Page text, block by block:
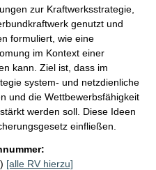
zur Kraftwerksstrategie,
genutzt und
formuliert, wie eine
im Kontext einer
kann. Ziel ist, dass im
system- und netzdienliche
und die Wettbewerbsfähigkeit
werden soll. Diese Ideen
einfließen.
) [alle RV hierzu]